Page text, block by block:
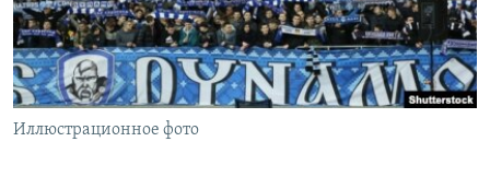
ПОБЕДИТЕЛЕЙ НЕ СУДЯТ?
КРЫМ.НЕПОКОРЕННЫЙ
ELIFBE
УКРАИНСКАЯ ПРОБЛЕМА КРЫМА
ПРИСОЕДИНЯЙТЕСЬ!
Иллюстрационное фото